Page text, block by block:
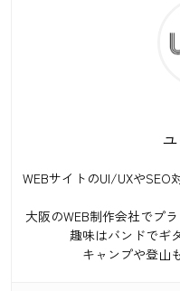
WEBサイトのUI/UXやSEO
大阪のWEB制作会社でプ
趣味はバンドでギ
キャンプや登山